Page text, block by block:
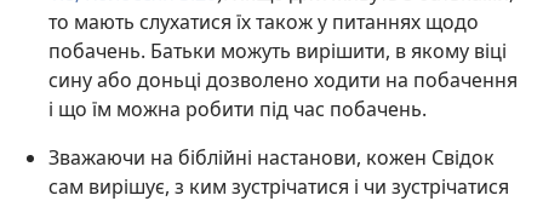
то мають слухатися їх також у питаннях щодо
побачень. Батьки можуть вирішити, в якому віці
сину або доньці дозволено ходити на побачення
і що їм можна робити під час побачень.
Зважаючи на біблійні настанови, кожен Свідок
сам вирішує, з ким зустрічатися і чи зустрічатися